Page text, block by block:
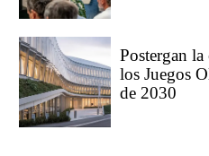
Postergan la
los Juegos
de 2030